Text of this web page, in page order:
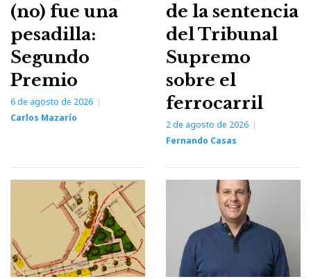
(no) fue una
pesadilla:
Segundo
Premio
6 de agosto de 2026
Carlos Mazarío
de la sentencia
del Tribunal
Supremo
sobre el
ferrocarril
2 de agosto de 2026
Fernando Casas